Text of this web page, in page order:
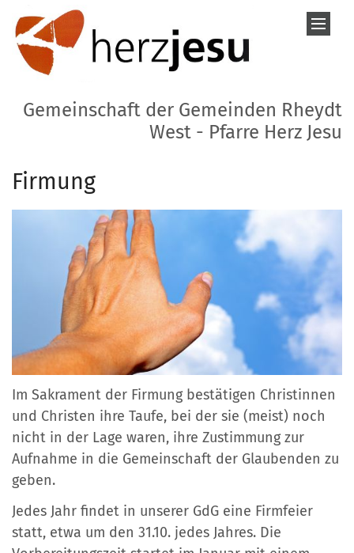
Zum Inhalt springen
Gemeinschaft der Gemeinden Rheydt
West - Pfarre Herz Jesu
Firmung
Im Sakrament der Firmung bestätigen Christinnen
und Christen ihre Taufe, bei der sie (meist) noch
nicht in der Lage waren, ihre Zustimmung zur
Aufnahme in die Gemeinschaft der Glaubenden zu
geben.
Jedes Jahr findet in unserer GdG eine Firmfeier
statt, etwa um den 31.10. jedes Jahres. Die